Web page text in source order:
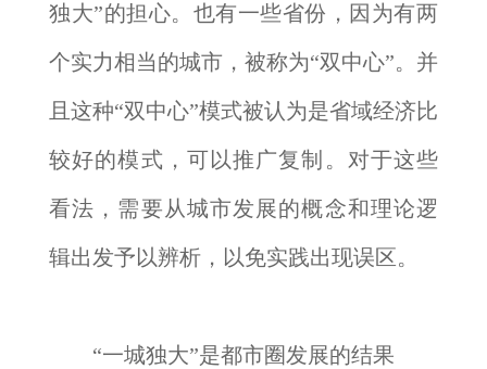
独大”的担心。也有一些省份，因为有两
个实力相当的城市，被称为“双中心”。并
且这种“双中心”模式被认为是省域经济比
较好的模式，可以推广复制。对于这些
看法，需要从城市发展的概念和理论逻
辑出发予以辨析，以免实践出现误区。
“一城独大”是都市圈发展的结果